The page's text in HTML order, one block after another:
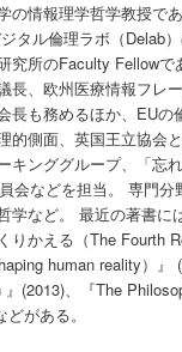
の情報理学哲学教授で
タル倫理ラボ（Delab）
究所のFaculty Fellowで
長、欧州医療情報フレ
長も務めるほか、EUの
的側面、英国王立協会
キンググループ、「忘
会などを担当。 専門分
学など。 最近の著書に
かえる（The Fourth
human reality）』
(2013)、『The
がある。